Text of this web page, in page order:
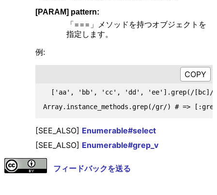
[PARAM] pattern:
「===」メソッドを持つオブジェクトを
指定します。
例:
['aa', 'bb', 'cc', 'dd', 'ee'].grep(/[bc]/
[SEE_ALSO] Enumerable#select
[SEE_ALSO] Enumerable#grep_v
フィードバックを送る